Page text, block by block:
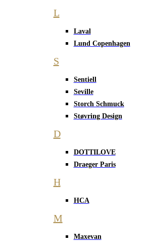
L
Laval
Lund Copenhagen
S
Sentiell
Seville
Storch Schmuck
Støvring Design
D
DOTTILOVE
Draeger Paris
H
HCA
M
Maxevan